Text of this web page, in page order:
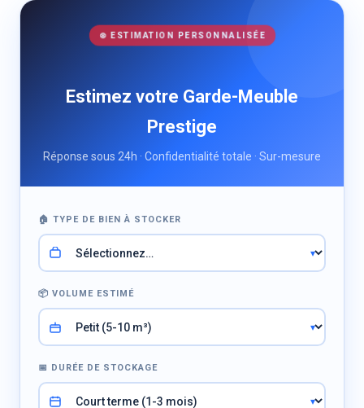
⊛ ESTIMATION PERSONNALISÉE
Estimez votre Garde-Meuble
Prestige
Réponse sous 24h · Confidentialité totale · Sur-mesure
🏠 TYPE DE BIEN À STOCKER
📦 VOLUME ESTIMÉ
📅 DURÉE DE STOCKAGE